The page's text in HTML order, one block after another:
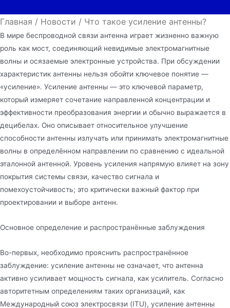
Главная / Новости / Что такое усиление антенны?
В мире беспроводной связи антенна играет жизненно важную
роль как мост, соединяющий невидимые электромагнитные
волны и осязаемые электронные устройства. При обсуждении
характеристик антенны нельзя обойти ключевое понятие —
«усиление». Усиление антенны — это ключевой параметр,
который измеряет сочетание направленной концентрации и
эффективности преобразования энергии и обычно выражается в
децибелах. Оно описывает относительное улучшение
способности антенны излучать или принимать электромагнитные
волны в определённом направлении по сравнению с идеальной
эталонной антенной. Уровень усиления напрямую влияет на зону
покрытия системы связи, качество сигнала и
помехоустойчивость; это критически важный фактор при
проектировании и выборе антенн.
Основное определение и распространённые заблуждения
Во-первых, необходимо прояснить распространённое
заблуждение: усиление антенны не означает, что антенна
активно усиливает мощность сигнала, как усилитель. Согласно
авторитетным определениям таких организаций, как
Международный союз электросвязи (ITU), усиление антенны